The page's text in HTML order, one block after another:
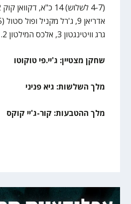
גרג וויטינגטון 3, אלכס המילטון 2.
שחקן מצטיין: ג'יי.פי טוקוטו
מלך השלשות: גיא פניני
מלך ההטבעות: קור-ג'יי קוקס